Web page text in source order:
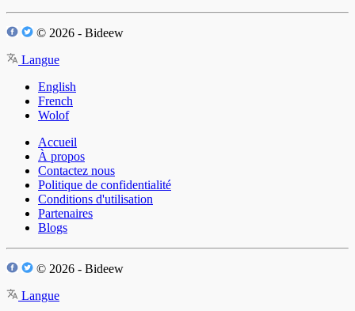
© 2026 - Bideew
Langue
English
French
Wolof
Accueil
À propos
Contactez nous
Politique de confidentialité
Conditions d'utilisation
Partenaires
Blogs
© 2026 - Bideew
Langue